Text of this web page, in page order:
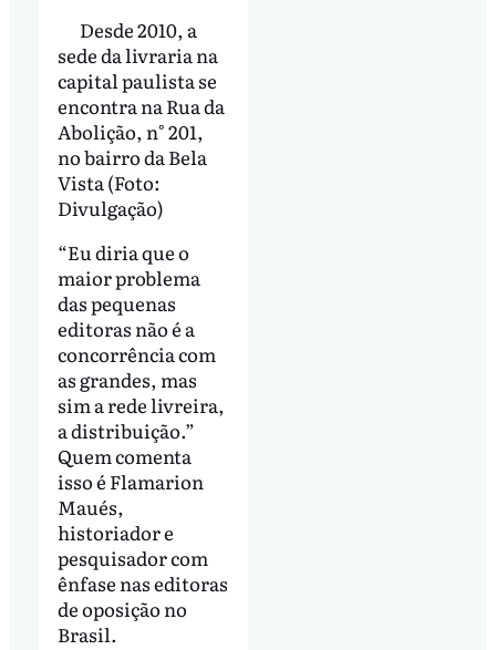
Desde 2010, a
sede da livraria na
capital paulista se
encontra na Rua da
Abolição, n° 201,
no bairro da Bela
Vista (Foto:
Divulgação)
“Eu diria que o
maior problema
das pequenas
editoras não é a
concorrência com
as grandes, mas
sim a rede livreira,
a distribuição.”
Quem comenta
isso é Flamarion
Maués,
historiador e
pesquisador com
ênfase nas editoras
de oposição no
Brasil.